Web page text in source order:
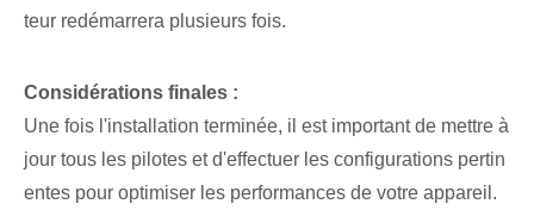
teur redémarrera plusieurs fois.
Considérations finales :
Une fois l'installation terminée, il est important de mettre à
jour tous les pilotes et d'effectuer les configurations pertin
entes pour optimiser les performances de votre appareil.